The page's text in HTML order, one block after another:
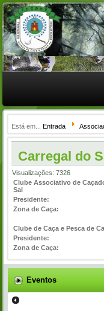
Está em...Entrada
Carregal do
Visualizações: 7326
Clube Associativo de
Sal
Presidente:
Zona de Caça:
Clube de Caça e Pesca de
Presidente:
Zona de Caça:
Eventos